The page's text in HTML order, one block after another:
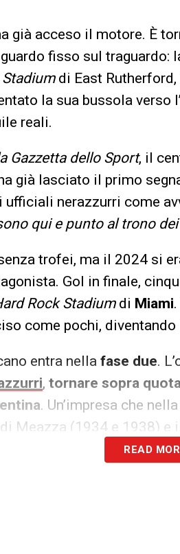
già acceso il motore. È
fisso sul traguardo:
di East Rutherford,
la sua bussola verso l’
reali.
Gazzetta dello Sport, il
già lasciato il primo
nerazzurri come
qui e punto al trono
trofei, ma il 2024 si
Gol in finale,
Rock Stadiumdi Miami
come pochi, diventando
entra nella fase due.
, tornare sopra
. Un’impresa che
Meazza (1934 e 1938) e
regola. Dopo 12 gol in
READ